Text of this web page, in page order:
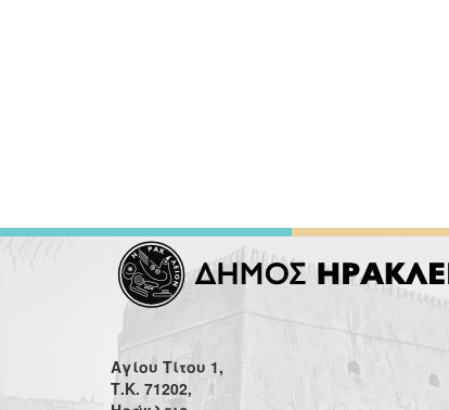
Αγίου Τίτου 1,
Τ.Κ. 71202,